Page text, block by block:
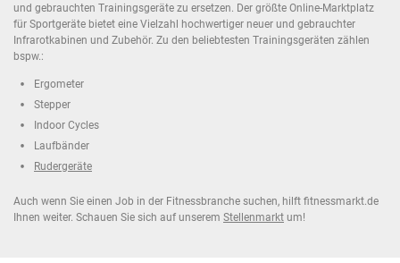
und gebrauchten Trainingsgeräte zu ersetzen. Der größte Online-Marktplatz
für Sportgeräte bietet eine Vielzahl hochwertiger neuer und gebrauchter
Infrarotkabinen und Zubehör. Zu den beliebtesten Trainingsgeräten zählen
bspw.:
Ergometer
Stepper
Indoor Cycles
Laufbänder
Rudergeräte
Auch wenn Sie einen Job in der Fitnessbranche suchen, hilft fitnessmarkt.de
Ihnen weiter. Schauen Sie sich auf unserem Stellenmarkt um!